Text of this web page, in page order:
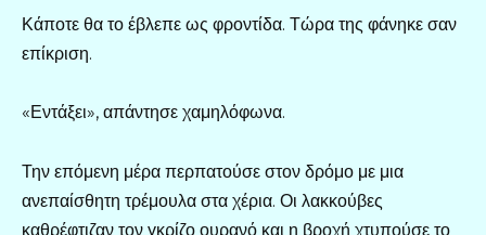
Κάποτε θα το έβλεπε ως φροντίδα. Τώρα της φάνηκε σαν
επίκριση.
«Εντάξει», απάντησε χαμηλόφωνα.
Την επόμενη μέρα περπατούσε στον δρόμο με μια
ανεπαίσθητη τρέμουλα στα χέρια. Οι λακκούβες
καθρέφτιζαν τον γκρίζο ουρανό και η βροχή χτυπούσε το